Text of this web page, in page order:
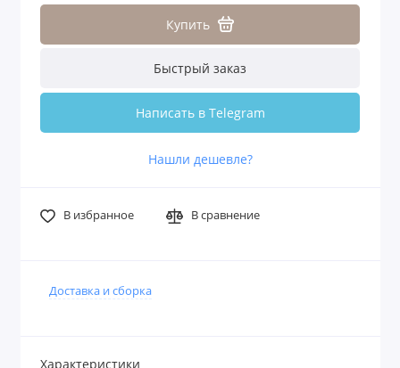
Купить
Быстрый заказ
Написать в Telegram
Нашли дешевле?
В избранное В сравнение
Доставка и сборка
Характеристики